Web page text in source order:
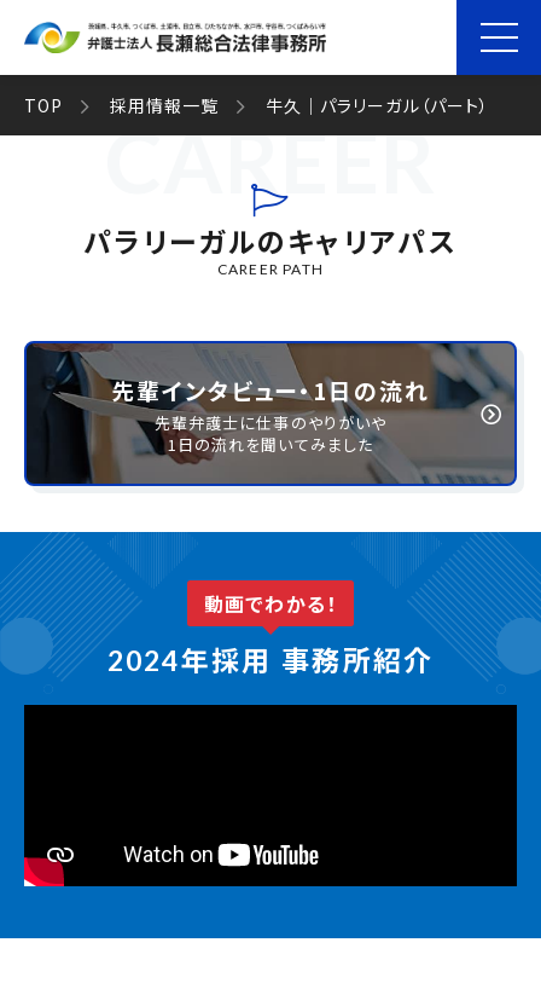
TOP 採用情報一覧 牛久｜パラリーガル（パート）
パラリーガルのキャリアパス
CAREER PATH
先輩インタビュー・1日の流れ
先輩弁護士に仕事のやりがいや
1日の流れを聞いてみました
動画でわかる！
2024年採用 事務所紹介